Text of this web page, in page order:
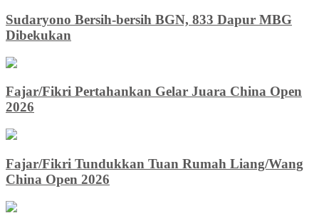
Sudaryono Bersih-bersih BGN, 833 Dapur MBG
Dibekukan
Fajar/Fikri Pertahankan Gelar Juara China Open
2026
Fajar/Fikri Tundukkan Tuan Rumah Liang/Wang
China Open 2026